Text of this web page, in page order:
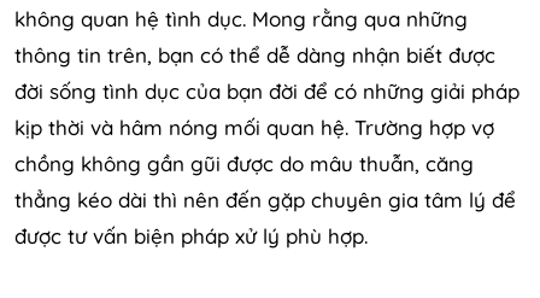
không quan hệ tình dục. Mong rằng qua những
thông tin trên, bạn có thể dễ dàng nhận biết được
đời sống tình dục của bạn đời để có những giải pháp
kịp thời và hâm nóng mối quan hệ. Trường hợp vợ
chồng không gần gũi được do mâu thuẫn, căng
thẳng kéo dài thì nên đến gặp chuyên gia tâm lý để
được tư vấn biện pháp xử lý phù hợp.